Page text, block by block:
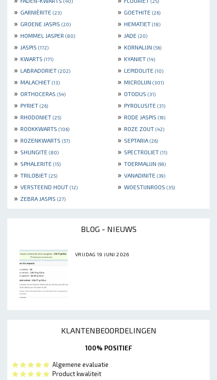
(40) (25)
» GARNIÈRITE (23) » GOETHITE (26)
» GROENE JASPIS (20) » HEMATIET (18)
» HOMMEL JASPER (80) » JADE (20)
» JASPIS (172) » KORNALIJN (56)
» KWARTS (171) » KYANIET (14)
» LABRADORIET (202) » LEPIDOLITE (10)
» MALACHIET (13) » MICROLIJN (301)
» ORTHOCERAS (54) » OTODUS (31)
» PYRIET (26) » PYROLUSITE (31)
» RHODONIET (25) » RODE JASPIS (19)
» ROOKKWARTS (106) » ROZE ZOUT (42)
» ROZENKWARTS (57) » SEPTARIA (26)
» SHUNGITE (80) » SPECTROLIET (11)
» SPHALERITE (15) » TOERMALIJN (99)
» TRILOBIET (25) » VANADINITE (39)
» VERSTEEND HOUT (12) » WOESTIJNROOS (35)
» ZEBRA JASPIS (27)
BLOG - NIEUWS
VRIJDAG 19 JUNI 2026
KLANTENBEOORDELINGEN
100% POSITIEF
Algemene evaluatie
Product kwaliteit